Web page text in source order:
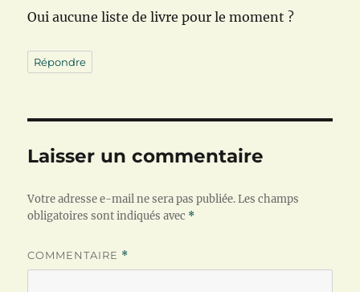
Oui aucune liste de livre pour le moment ?
Répondre
Laisser un commentaire
Votre adresse e-mail ne sera pas publiée. Les champs
obligatoires sont indiqués avec *
COMMENTAIRE *